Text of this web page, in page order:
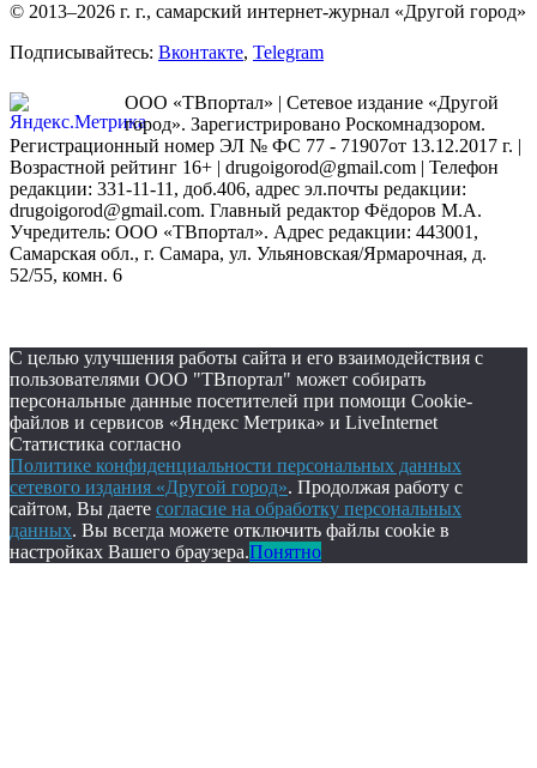
© 2013–2026 г. г., самарский интернет-журнал «Другой город»
Подписывайтесь: Вконтакте, Telegram
ООО «ТВпортал» | Сетевое издание «Другой
город». Зарегистрировано Роскомнадзором.
Регистрационный номер ЭЛ № ФС 77 - 71907от 13.12.2017 г. |
Возрастной рейтинг 16+ | drugoigorod@gmail.com | Телефон
редакции: 331-11-11, доб.406, адрес эл.почты редакции:
drugoigorod@gmail.com. Главный редактор Фёдоров М.А.
Учредитель: ООО «ТВпортал». Адрес редакции: 443001,
Самарская обл., г. Самара, ул. Ульяновская/Ярмарочная, д.
52/55, комн. 6
С целью улучшения работы сайта и его взаимодействия с
пользователями ООО "ТВпортал" может собирать
персональные данные посетителей при помощи Cookie-
файлов и сервисов «Яндекс Метрика» и LiveInternet
Статистика согласно
Политике конфиденциальности персональных данных
сетевого издания «Другой город». Продолжая работу с
сайтом, Вы даете согласие на обработку персональных
данных. Вы всегда можете отключить файлы cookie в
настройках Вашего браузера.Понятно